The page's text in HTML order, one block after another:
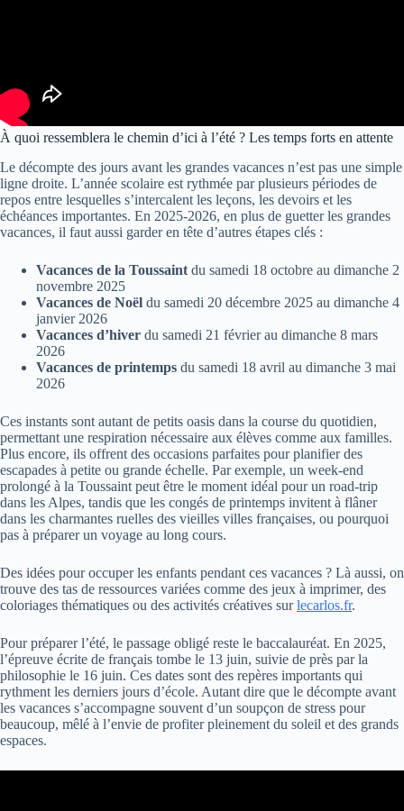
À quoi ressemblera le chemin d’ici à l’été ? Les temps forts en attente
Le décompte des jours avant les grandes vacances n’est pas une simple
ligne droite. L’année scolaire est rythmée par plusieurs périodes de
repos entre lesquelles s’intercalent les leçons, les devoirs et les
échéances importantes. En 2025-2026, en plus de guetter les grandes
vacances, il faut aussi garder en tête d’autres étapes clés :
Vacances de la Toussaint du samedi 18 octobre au dimanche 2
novembre 2025
Vacances de Noël du samedi 20 décembre 2025 au dimanche 4
janvier 2026
Vacances d’hiver du samedi 21 février au dimanche 8 mars
2026
Vacances de printemps du samedi 18 avril au dimanche 3 mai
2026
Ces instants sont autant de petits oasis dans la course du quotidien,
permettant une respiration nécessaire aux élèves comme aux familles.
Plus encore, ils offrent des occasions parfaites pour planifier des
escapades à petite ou grande échelle. Par exemple, un week-end
prolongé à la Toussaint peut être le moment idéal pour un road-trip
dans les Alpes, tandis que les congés de printemps invitent à flâner
dans les charmantes ruelles des vieilles villes françaises, ou pourquoi
pas à préparer un voyage au long cours.
Des idées pour occuper les enfants pendant ces vacances ? Là aussi, on
trouve des tas de ressources variées comme des jeux à imprimer, des
coloriages thématiques ou des activités créatives surlecarlos.fr.
Pour préparer l’été, le passage obligé reste le baccalauréat. En 2025,
l’épreuve écrite de français tombe le 13 juin, suivie de près par la
philosophie le 16 juin. Ces dates sont des repères importants qui
rythment les derniers jours d’école. Autant dire que le décompte avant
les vacances s’accompagne souvent d’un soupçon de stress pour
beaucoup, mêlé à l’envie de profiter pleinement du soleil et des grands
espaces.